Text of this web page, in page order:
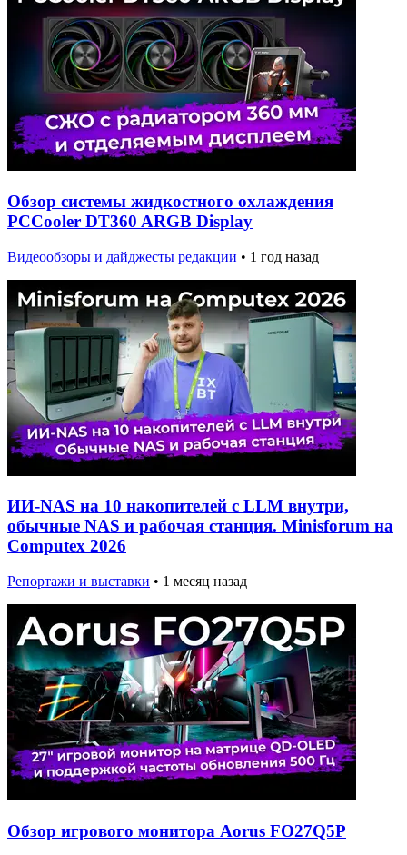
Обзор системы жидкостного охлаждения
PCCooler DT360 ARGB Display
Видеообзоры и дайджесты редакции • 1 год назад
ИИ-NAS на 10 накопителей с LLM внутри,
обычные NAS и рабочая станция. Minisforum на
Computex 2026
Репортажи и выставки • 1 месяц назад
Обзор игрового монитора Aorus FO27Q5P